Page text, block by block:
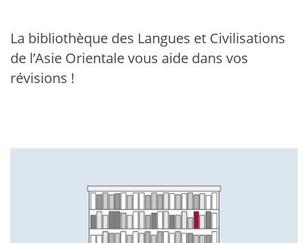
La bibliothèque des Langues et Civilisations
de l’Asie Orientale vous aide dans vos
révisions !